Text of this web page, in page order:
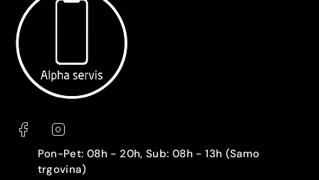
Pon-Pet: 08h - 20h, Sub: 08h - 13h (Samo
trgovina)